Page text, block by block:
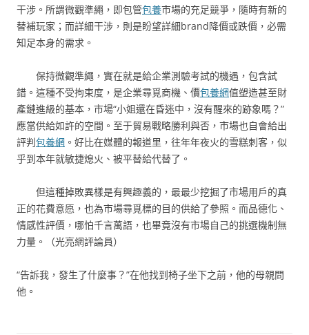
干涉。所謂微觀準繩，即包管包養市場的充足競爭，隨時有新的
替補玩家；而詳細干涉，則是盼望詳細brand降價或跌價，必需
知足本身的需求。
保持微觀準繩，實在就是給企業測驗考試的機遇，包含試
錯。這種不受拘束度，是企業尋覓商機、價包養網值塑造甚至財
產鏈進級的基本，市場“小姐還在昏迷中，沒有醒來的跡象嗎？”
應當供給如許的空間。至于貿易戰略勝利與否，市場也自會給出
評判包養網 。好比在媒體的報道里，往年年夜火的雪糕刺客，似
乎到本年就敏捷熄火、被平替給代替了。
但這種掉敗異樣是有興趣義的，最最少挖掘了市場用戶的真
正的花費意愿，也為市場尋覓標的目的供給了參照。而品德化、
情感性評價，哪怕千言萬語，也畢竟沒有市場自己的挑選機制無
力量。（光亮網評論員）
“告訴我，發生了什麼事？”在他找到椅子坐下之前，他的母親問
他。